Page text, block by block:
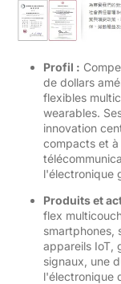
Profil :
de dollars
flexibles
wearables.
innovation
compacts et à
l'électronique
Produits et
flex
smartphones,
appareils IoT,
signaux, une
l'électronique